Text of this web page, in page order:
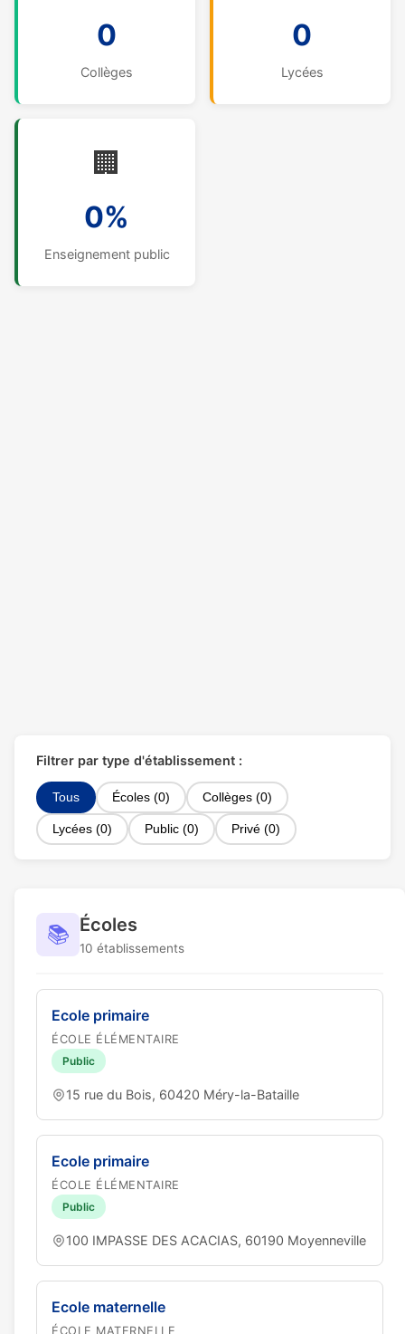
0
Collèges
0
Lycées
🏢
0%
Enseignement public
Filtrer par type d'établissement :
Tous Écoles (0) Collèges (0)
Lycées (0) Public (0) Privé (0)
📚 Écoles
10 établissements
Ecole primaire
ÉCOLE ÉLÉMENTAIRE
Public
15 rue du Bois, 60420 Méry-la-Bataille
Ecole primaire
ÉCOLE ÉLÉMENTAIRE
Public
100 IMPASSE DES ACACIAS, 60190 Moyenneville
Ecole maternelle
ÉCOLE MATERNELLE